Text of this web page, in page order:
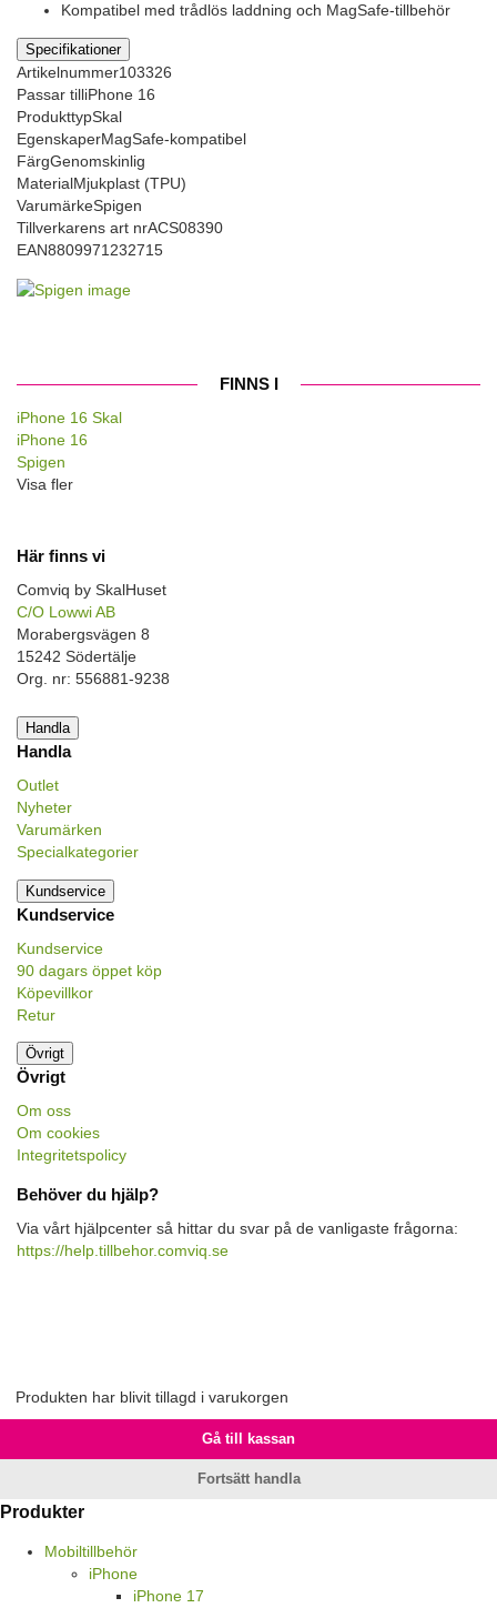
Kompatibel med trådlös laddning och MagSafe-tillbehör
Specifikationer
Artikelnummer103326
Passar tilliPhone 16
ProdukttypSkal
EgenskaperMagSafe-kompatibel
FärgGenomskinlig
MaterialMjukplast (TPU)
VarumärkeSpigen
Tillverkarens art nrACS08390
EAN8809971232715
FINNS I
iPhone 16 Skal
iPhone 16
Spigen
Visa fler
Här finns vi
Comviq by SkalHuset
C/O Lowwi AB
Morabergsvägen 8
15242 Södertälje
Org. nr: 556881-9238
Handla
Handla
Outlet
Nyheter
Varumärken
Specialkategorier
Kundservice
Kundservice
Kundservice
90 dagars öppet köp
Köpevillkor
Retur
Övrigt
Övrigt
Om oss
Om cookies
Integritetspolicy
Behöver du hjälp?
Via vårt hjälpcenter så hittar du svar på de vanligaste frågorna:
https://help.tillbehor.comviq.se
Produkten har blivit tillagd i varukorgen
Gå till kassan
Fortsätt handla
Produkter
Mobiltillbehör
iPhone
iPhone 17